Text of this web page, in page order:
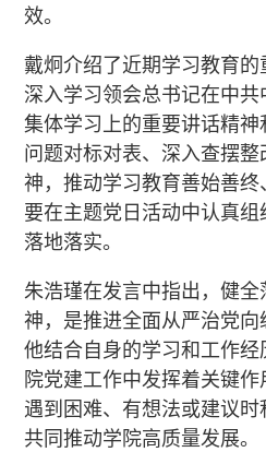
效。
戴炯介绍了近期学习教育
深入学习领会总书记在中
集体学习上的重要讲话精
问题对标对表、深入查摆
神，推动学习教育善始善
要在主题党日活动中认真
落地落实。
朱浩瑾在发言中指出，健
神，是推进全面从严治党向
他结合自身的学习和工作
院党建工作中发挥着关键
遇到困难、有想法或建议时
共同推动学院高质量发展。